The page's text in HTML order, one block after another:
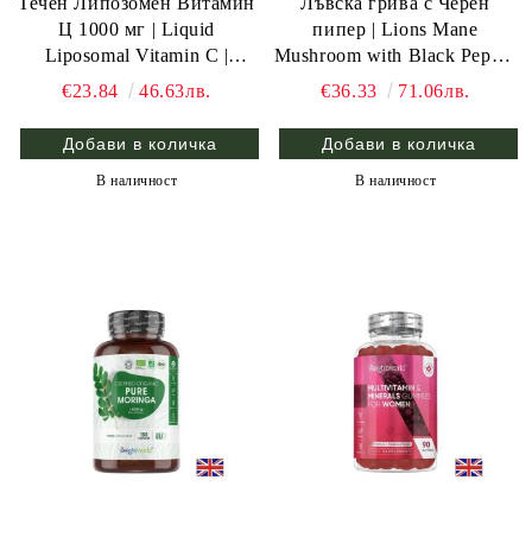
Ц 1000 мг | Liquid
Liposomal Vitamin C |
Weight World, 250 мл.
€23.84 46.63лв.
В наличност
пипер | Lions Mane
Mushroom with Black Pepper
| Weight World , 365 табл.
€36.33 71.06лв.
В наличност